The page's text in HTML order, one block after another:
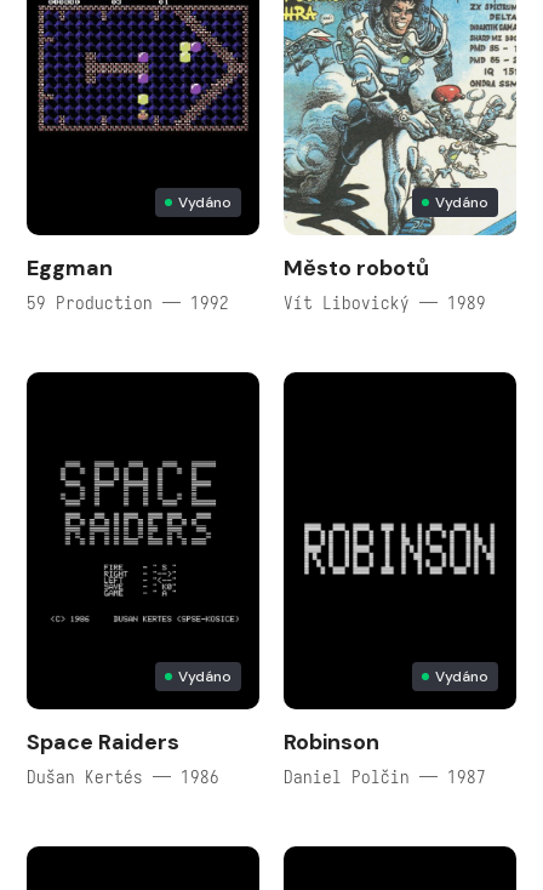
Vydáno
Eggman
59 Production — 1992
Vydáno
Město robotů
Vít Libovický — 1989
Vydáno
Space Raiders
Dušan Kertés — 1986
Vydáno
Robinson
Daniel Polčin — 1987